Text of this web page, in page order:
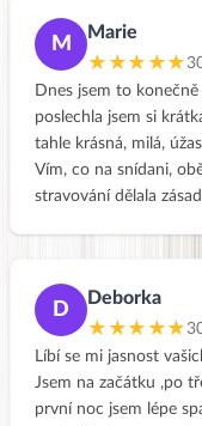
M
Marie
★★★★★
Dnes jsem to
poslechla jsem si
tahle krásná, milá,
Vím, co na snídani,
stravování dělala
D
Deborka
★★★★★
Líbí se mi jasnost
Jsem na začátku ,po
první noc jsem lépe